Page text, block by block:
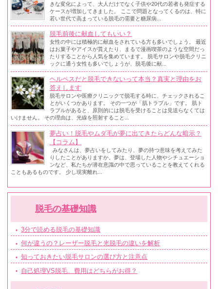
きな変化によって、大人だけでなく子供や20代の若者も発症する
ケースが増加してきました。 ここで問題となってくるのは、特に
若い世代で高まっている脱毛の需要と糖尿病...
脱毛前後に献血してもいい？
女性の中には積極的に献血をされている方も多いでしょう。 最近
はお菓子やアイスが貰えたり、まるで漫画喫茶のような空間だっ
たりすることから人気を集めています。 脱毛サロンや脱毛クリニ
ックに通う女性も多いでしょうが、脱毛後に献...
ヘルペスだと脱毛できないって本当？真実と理由をお
答えします
脱毛サロンや医療クリニックで脱毛する時に、チェックされるこ
とがいくつかあります。 その一つが「肌トラブル」です。 肌ト
ラブルがあると、原則的には脱毛を受けることは見送らなくては
いけません。 その理由は、光線を照射すること...
夢占い！脱毛やムダ毛が夢に出てきたらどんな暗示？
【コラム】
みなさんは、夢占いをしてみたり、夢の持つ意味を考えてみた
りしたことがありますか。夢は、登場した人物やシチュエーショ
ンなど、私たちが潜在意識の中で思っていることを教えてくれる
こともあるものです。 少し現実離れ...
脱毛の基礎知識
3分で読める脱毛の基礎知識
何が違うの？レーザー脱毛と光脱毛の違いを解析
知っておきたい脱毛サロンの選び方と注意点
自己処理VS脱毛、費用はどちらがお得？